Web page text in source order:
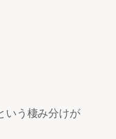
いう棲み分けが